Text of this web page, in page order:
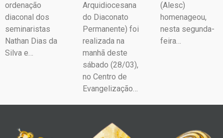
ordenação
diaconal dos
seminaristas
Nathan Dias da
Silva e…
Arquidiocesana
do Diaconato
Permanente) foi
realizada na
manhã deste
sábado (28/03),
no Centro de
Evangelização…
(Alesc)
homenageou,
nesta segunda-
feira…